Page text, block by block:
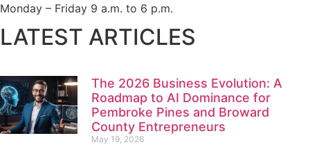
Monday – Friday 9 a.m. to 6 p.m.
LATEST ARTICLES
The 2026 Business Evolution: A
Roadmap to AI Dominance for
Pembroke Pines and Broward
County Entrepreneurs
May 19, 2026